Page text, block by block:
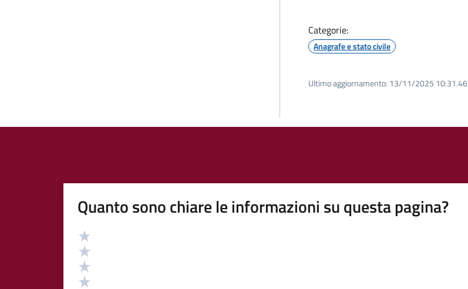
Categorie:
Anagrafe e stato civile
Ultimo aggiornamento: 13/11/2025 10:31.46
Quanto sono chiare le informazioni su questa pagina?
Valutazione